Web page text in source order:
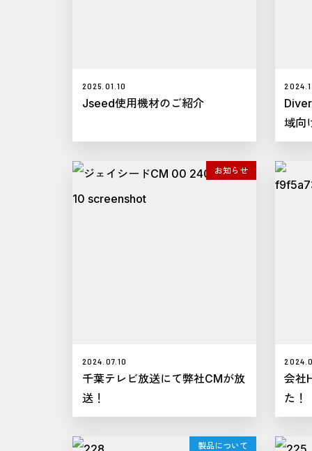
2025.01.10
Jseed使用機材のご紹介
域向
お知らせ
2024.07.10
千葉テレビ放送にて弊社CMが放
送！
会社
た！
製品について